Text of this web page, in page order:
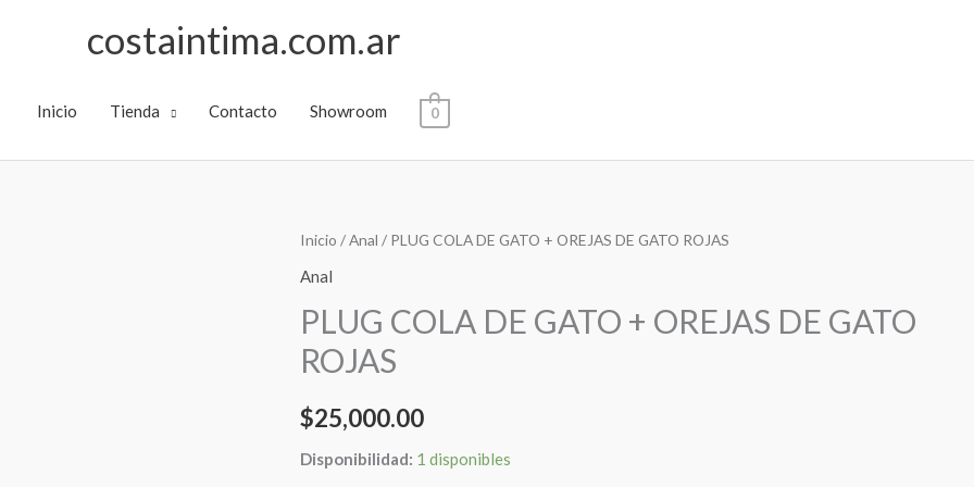
costaintima.com.ar
Inicio Tienda Contacto Showroom 0
Inicio /Anal / PLUG COLA DE GATO + OREJAS DE GATO ROJAS
Anal
PLUG COLA DE GATO + OREJAS DE GATO
ROJAS
$25,000.00
Disponibilidad: 1 disponibles
PLUG
COLA
GATO
+
DE
ROJAS